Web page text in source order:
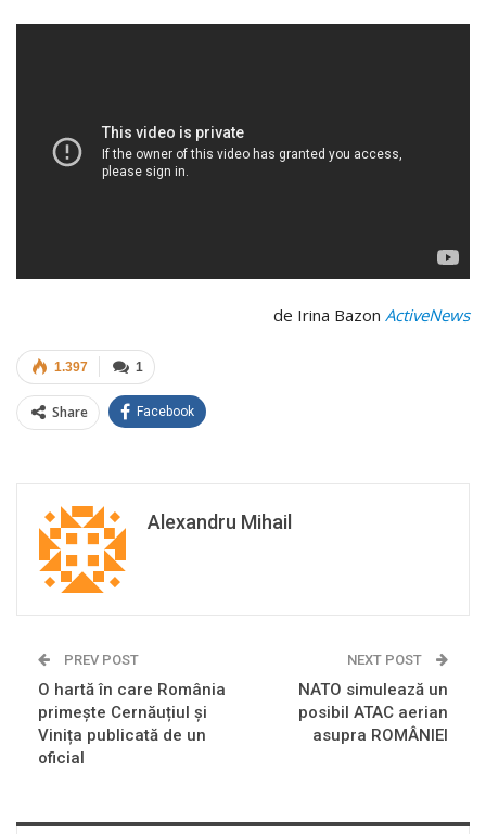
de Irina Bazon ActiveNews
1
1.397
Share Facebook
Alexandru Mihail
PREV POST
O hartă în care România
primește Cernăuțiul și
Vinița publicată de un
oficial
NEXT POST
NATO simulează un
posibil ATAC aerian
asupra ROMÂNIEI